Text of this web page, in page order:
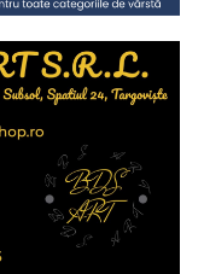
Ionuț Parghel
2de 2